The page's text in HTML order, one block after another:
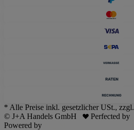
* Alle Preise inkl. gesetzlicher USt., zzgl.
© J+A Handels GmbH
Perfected by
Powered by